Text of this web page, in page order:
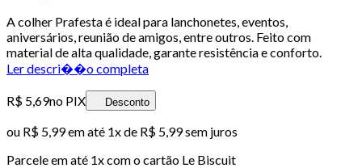
A colher Prafesta é ideal para lanchonetes, eventos,
aniversários, reunião de amigos, entre outros. Feito com
material de alta qualidade, garante resistência e conforto.
Ler descri��o completa
R$ 5,69no PIX Desconto
ou R$ 5,99em até 1x de R$ 5,99sem juros
Parcele em até 1x com o cartão Le Biscuit